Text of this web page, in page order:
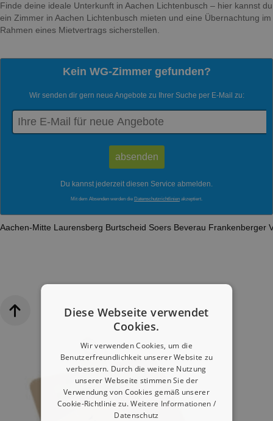
Finde deine ideale Unterkunft in Aachen Lichtenbusch – hier kannst du
ein Zimmer in Aachen Lichtenbusch mieten und eine Übernachtung im
Rahmen eines Mietvertrags sicherstellen.
Kein WG-Zimmer gefunden?
Wir senden dir gern neue Angebote zu Ihrer Suche per E-Mail zu:
Du kannst jederzeit diesen Service abmelden.
Mit dem Absenden werden die Datenschutzrichtlinien akzeptiert.
Aachen-Mitte Laurensberg Burtscheid Soers Beverau Frankenberger
Diese Webseite verwendet
Cookies.
Wir verwenden Cookies, um die
Benutzerfreundlichkeit unserer Website zu
verbessern. Durch die weitere Nutzung
unserer Webseite stimmen Sie der
Verwendung von Cookies gemäß unserer
Cookie-Richtlinie zu.Weitere Informationen /
Datenschutz